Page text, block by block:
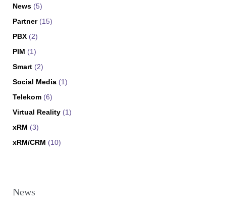
News (5)
Partner(15)
PBX (2)
PIM (1)
Smart (2)
Social Media (1)
Telekom (6)
Virtual Reality (1)
xRM (3)
xRM/CRM (10)
News